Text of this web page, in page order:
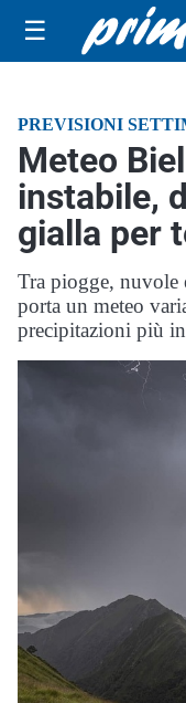
☰
PREVISIONI
Meteo
instabile,
gialla per
Tra piogge, nuvole
porta un meteo
precipitazioni più